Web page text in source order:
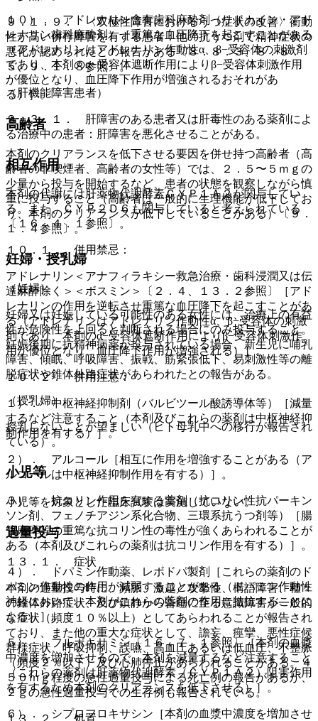
１０）． アドレナリン含有歯科麻酔剤（リドカイン・アド
レナリン歯科麻酔剤）［重篤な血圧降下を起こすことがある
（アドレナリンはアドレナリン作動性α、β−受容体の刺激剤
であり、本剤のα−受容体遮断作用によりβ−受容体刺激作用
が優位となり、血圧降下作用が増強されるおそれがあ
る）］。
高齢者
本剤のクリアランスを低下させる要因を併せ持つ高齢者（高
齢者の非喫煙者、高齢者の女性等）では、２．５〜５ｍｇの
少量から投与を開始するなど、患者の状態を観察しながら慎
重に投与すること（高齢者は一般的に生理機能が低下してお
り、本剤のクリアランスが低下していることがある）〔９．
１．４参照〕。
妊婦・授乳婦
（妊婦）
妊婦又は妊娠している可能性のある女性には、治療上の有益
性が危険性を上回ると判断される場合にのみ投与すること。
妊娠後期に抗精神病薬が投与されている場合、新生児に哺乳
障害、傾眠、呼吸障害、振戦、筋緊張低下、易刺激性等の離
脱症状や錐体外路症状があらわれたとの報告がある。
（授乳婦）
授乳しないことが望ましい（ヒト母乳中への移行が報告され
ている）。
小児等
小児等を対象とした臨床試験は実施していない。
過量投与
１３．１． 症状
本剤の過量投与時に、頻脈、激越／攻撃性、構語障害、種々
の錐体外路症状、及び鎮静から昏睡に至る意識障害が一般的
な症状（頻度１０％以上）としてあらわれることが報告され
ており、また他の重大な症状として、譫妄、痙攣、悪性症候
群様症状、呼吸抑制、誤嚥、高血圧あるいは低血圧、不整脈
（頻度２％以下）及び心肺停止があらわれることがある。４
５０ｍｇ程度の急性過量投与による死亡例の報告があるが、
２ｇの急性過量投与での生存例も報告されている。
９．１．９． 〈双極性障害におけるうつ症状の改善〉衝動
性が高い併存障害を有する患者：他の抗うつ剤で精神症状の
悪化が認められたとの報告がある〔８．８．３、８．８．
５、９．１．８参照〕。
（肝機能障害患者）
９．３．１． 肝障害のある患者又は肝毒性のある薬剤によ
る治療中の患者：肝障害を悪化させることがある。
相互作用
本剤の代謝には肝薬物代謝酵素ＣＹＰ１Ａ２が関与してい
る。また、ＣＹＰ２Ｄ６も関与していると考えられている
〔１６．４．１参照〕。
１０．１． 併用禁忌：
アドレナリン＜アナフィラキシー救急治療・歯科浸潤又は伝
達麻酔除く＞＜ボスミン＞〔２．４、１３．２参照〕［アド
レナリンの作用を逆転させ重篤な血圧降下を起こすことがあ
る（アドレナリンはアドレナリン作動性α、β−受容体の刺激
剤であり、本剤のα−受容体遮断作用によりβ−受容体刺激作
用が優位となり、血圧降下作用が増強される）］。
１０．２． 併用注意：
１）． 中枢神経抑制剤（バルビツール酸誘導体等）［減量
するなど注意すること（本剤及びこれらの薬剤は中枢神経抑
制作用を有する）］。
２）． アルコール［相互に作用を増強することがある（ア
ルコールは中枢神経抑制作用を有する）］。
３）． 抗コリン作用を有する薬剤（抗コリン性抗パーキン
ソン剤、フェノチアジン系化合物、三環系抗うつ剤等）［腸
管麻痺等の重篤な抗コリン性の毒性が強くあらわれることが
ある（本剤及びこれらの薬剤は抗コリン作用を有する）］。
４）． ドパミン作動薬、レボドパ製剤［これらの薬剤のド
パミン作動性の作用が減弱することがある（ドパミン作動性
神経において、本剤がこれらの薬剤の作用に拮抗することに
よる）］。
５）． フルボキサミン〔１６．７．１参照〕［本剤の血漿
中濃度を増加させるので、本剤を減量するなど注意すること
（これらの薬剤は肝薬物代謝酵素（ＣＹＰ１Ａ２）阻害作用
を有するため本剤のクリアランスを低下させる）］。
６）． シプロフロキサシン［本剤の血漿中濃度を増加させ